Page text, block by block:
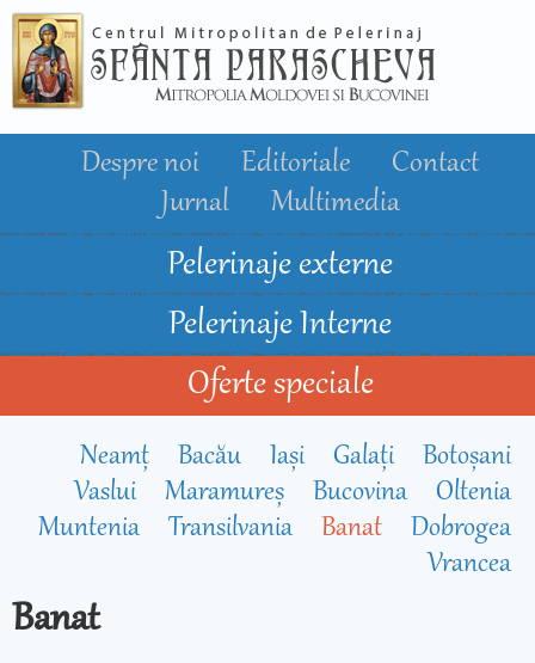
conţinutul
principal
Despre noi Editoriale
Contact
Jurnal
Multimedia
Pelerinaje externe
Pelerinaje Interne
Oferte speciale
Neamț Bacău Iași Galați
Botoșani
Vaslui
Maramureș Bucovina
Oltenia
Muntenia
Transilvania Banat
Dobrogea
Vrancea
Banat